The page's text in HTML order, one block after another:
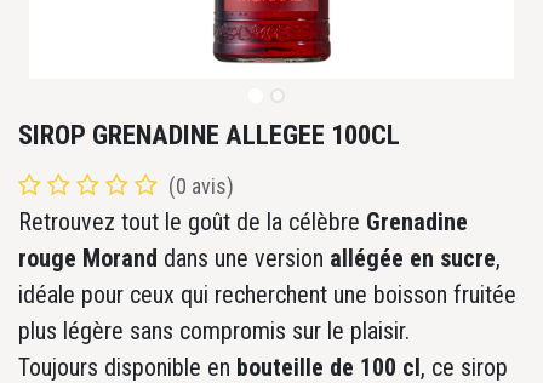
SIROP GRENADINE ALLEGEE 100CL
(0 avis)
Retrouvez tout le goût de la célèbre Grenadine
rouge Morand dans une version allégée en sucre,
idéale pour ceux qui recherchent une boisson fruitée
plus légère sans compromis sur le plaisir.
Toujours disponible en bouteille de 100 cl, ce sirop